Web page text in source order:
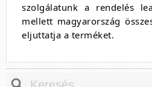
szolgálatunk a rendelés
mellett magyarország
eljuttatja a terméket.